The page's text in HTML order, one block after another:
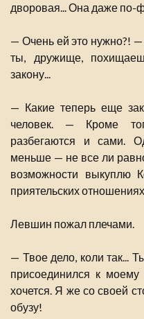
дворовая... Она даже по-
— Очень ей это нужно?!
ты, дружище,
закону...
— Какие теперь еще
человек. — Кроме
разбегаются и сами.
меньше — не все ли
возможности
приятельских
Левшин пожал плечами.
— Твое дело, коли так...
присоединился к моему
хочется. Я же со своей
обузу!